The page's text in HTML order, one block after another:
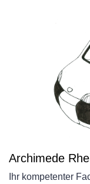
Archimede
Ihr kompetenter